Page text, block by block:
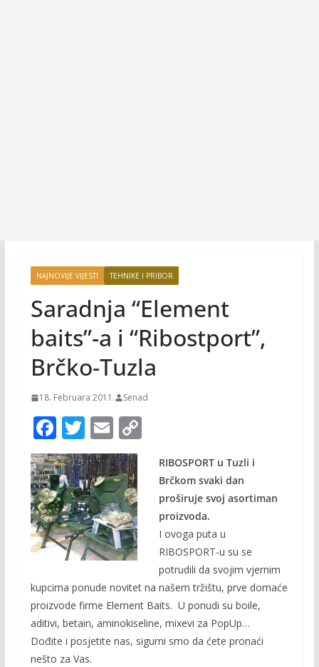
NAJNOVIJE VIJESTI TEHNIKE I PRIBOR
Saradnja “Element
baits”-a i “Ribostport”,
Brčko-Tuzla
18. Februara 2011. Senad
F
ac
e
b
o
o
k
T
w
itt
er
E
m
ai
l
C
RIBOSPORT u Tuzli i
Brčkom svaki dan
proširuje svoj asortiman
proizvoda.
I ovoga puta u
RIBOSPORT-u su se
potrudili da svojim vjernim
kupcima ponude novitet na našem tržištu, prve domaće
proizvode firme Element Baits. U ponudi su boile,
aditivi, betain, aminokiseline, mixevi za PopUp…
Dođite i posjetite nas, sigurni smo da ćete pronaći
nešto za Vas.